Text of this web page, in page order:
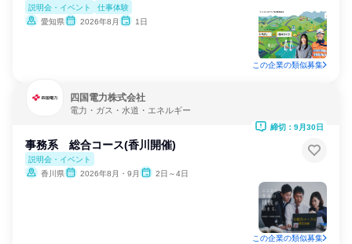
説明会・イベント
仕事体験
愛知県
2026年8月 1日
この企業の類似募集
四国電力株式会社
電力・ガス・水道・エネルギー
事務系 総合コース(香川開催)
説明会・イベント
香川県
2026年8月・9月 2日～4日
締切：9月30日
この企業の類似募集